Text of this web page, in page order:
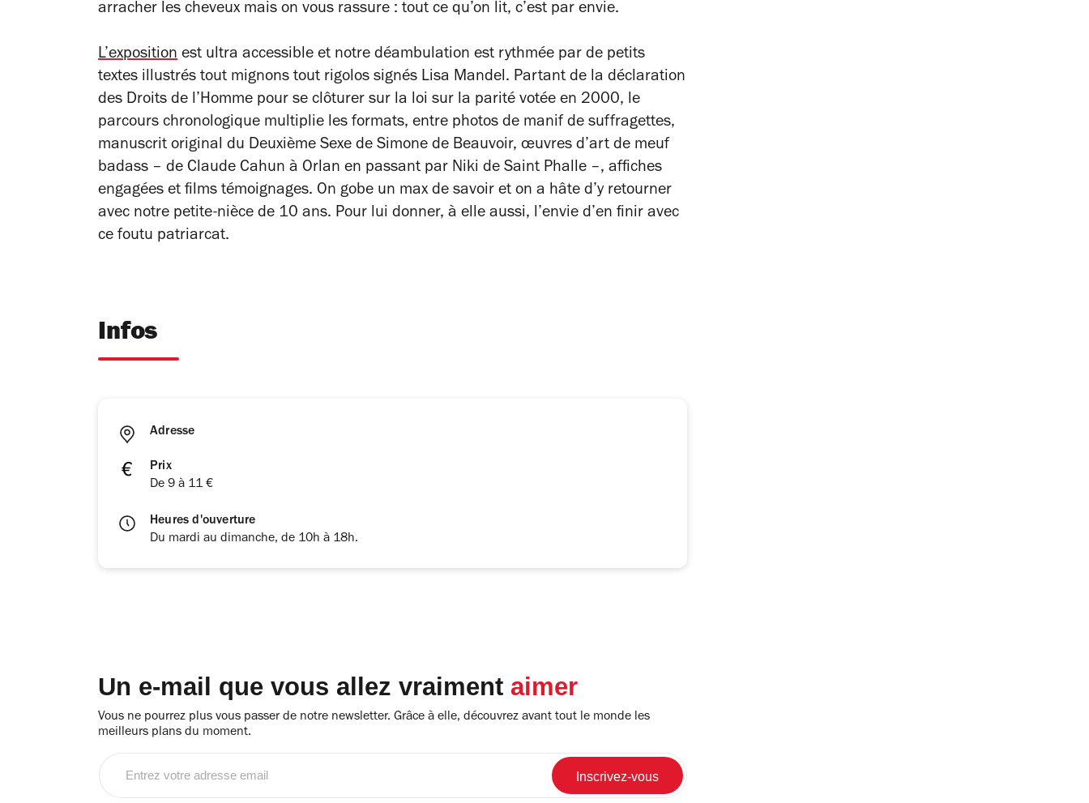
arracher les cheveux mais on vous rassure : tout ce qu’on lit, c’est par envie.
L’exposition est ultra accessible et notre déambulation est rythmée par de petits
textes illustrés tout mignons tout rigolos signés Lisa Mandel. Partant de la déclaration
des Droits de l’Homme pour se clôturer sur la loi sur la parité votée en 2000, le
parcours chronologique multiplie les formats, entre photos de manif de suffragettes,
manuscrit original du Deuxième Sexe de Simone de Beauvoir, œuvres d’art de meuf
badass – de Claude Cahun à Orlan en passant par Niki de Saint Phalle –, affiches
engagées et films témoignages. On gobe un max de savoir et on a hâte d’y retourner
avec notre petite-nièce de 10 ans. Pour lui donner, à elle aussi, l’envie d’en finir avec
ce foutu patriarcat.
Infos
Adresse
Prix
De 9 à 11 €
Heures d'ouverture
Du mardi au dimanche, de 10h à 18h.
Un e-mail que vous allez vraiment aimer
Vous ne pourrez plus vous passer de notre newsletter. Grâce à elle, découvrez avant tout le monde les
meilleurs plans du moment.